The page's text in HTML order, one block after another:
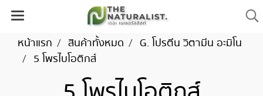
หน้าแรก สินค้าทั้งหมด
G. โปรตีน วิตามีน อะมิโน
5 โพรไบโอติกส์